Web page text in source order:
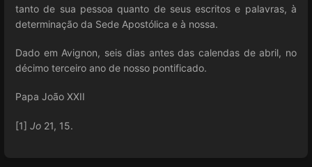
tanto de sua pessoa quanto de seus escritos e palavras, à
determinação da Sede Apostólica e à nossa.
Dado em Avignon, seis dias antes das calendas de abril, no
décimo terceiro ano de nosso pontificado.
Papa João XXII
[1] Jo 21, 15.